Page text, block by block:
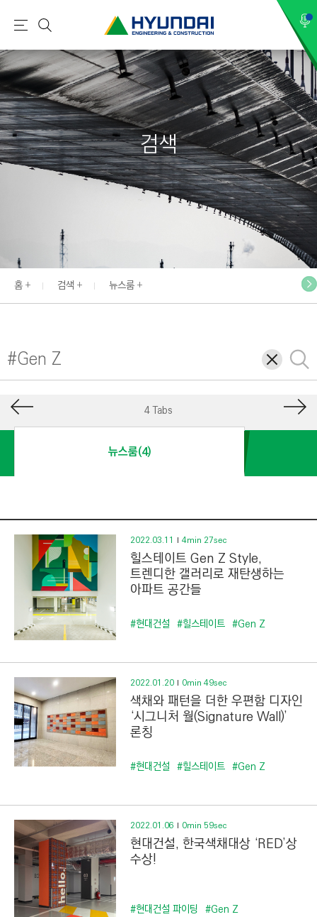
현
건
설
(
H
Y
U
N
E
N
I
N
O
C
I
O
N
)
메
뉴
검
색
검색
홈 검색 뉴스룸
삭
제
검
색
4 Tabs
뉴스룸(4)
2022.03.11 4min 27sec
힐스테이트 Gen Z Style,
트렌디한 갤러리로 재탄생하는
아파트 공간들
#현대건설 #힐스테이트 #Gen Z
2022.01.20 0min 49sec
색채와 패턴을 더한 우편함 디자인
‘시그니처 월(Signature Wall)’
론칭
#현대건설 #힐스테이트 #Gen Z
2022.01.06 0min 59sec
현대건설, 한국색채대상 ‘RED’상
수상!
#현대건설 파이팅 #Gen Z